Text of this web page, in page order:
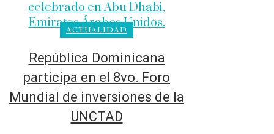
ACTUALIDAD
República Dominicana
participa en el 8vo. Foro
Mundial de inversiones de la
UNCTAD